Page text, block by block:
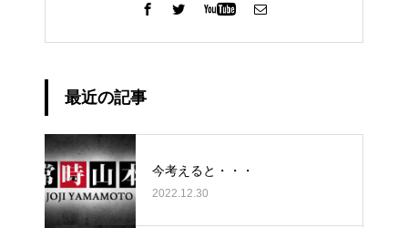
最近の記事
今考えると・・・
2022.12.30